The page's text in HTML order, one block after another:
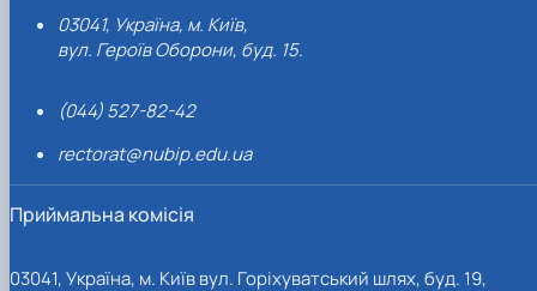
03041, Україна, м. Київ,
вул. Героїв Оборони, буд. 15.
(044) 527-82-42
rectorat@nubip.edu.ua
Приймальна комісія
03041, Україна, м. Київ вул. Горіхуватський шлях, буд. 19,